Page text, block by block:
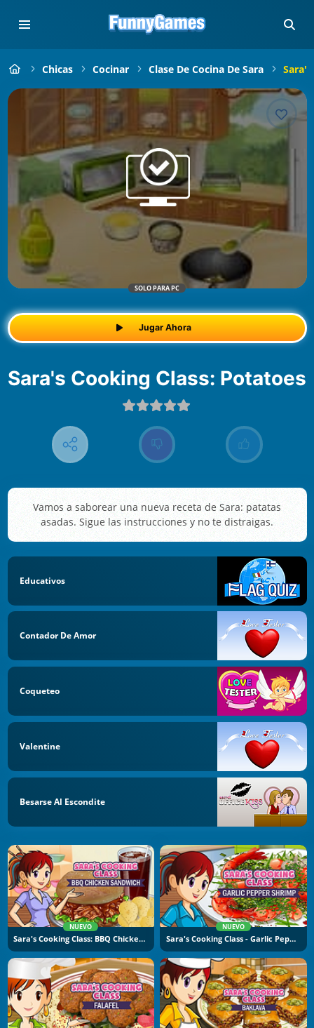
Chicas Cocinar Clase De Cocina De Sara
SOLO PARA PC
Jugar Ahora
Sara's Cooking Class: Potatoes
Vamos a saborear una nueva receta de Sara: patatas
asadas. Sigue las instrucciones y no te distraigas.
Educativos
Contador De Amor
Coqueteo
Valentine
Besarse Al Escondite
NUEVO
Sara's Cooking Class: BBQ Chicken Sandwich
NUEVO
Sara's Cooking Class - Garlic Pepper Shrimp